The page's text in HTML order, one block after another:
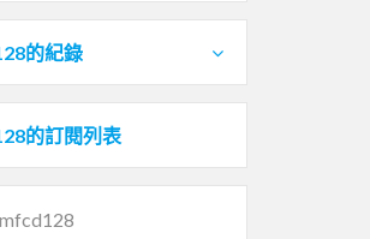
的紀錄
的訂閱列表